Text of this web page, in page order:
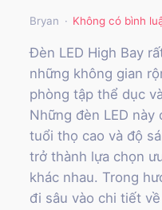
Bryan Không có bình
Đèn LED High Bay
những không gian
phòng tập thể dục
Những đèn LED
tuổi thọ cao và độ
trở thành lựa chọn
khác nhau. Trong
đi sâu vào chi tiết